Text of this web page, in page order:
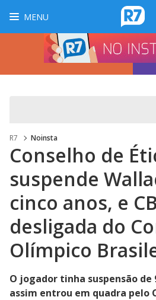
MENU
R7 Noinsta
Conselho de
suspende
cinco anos, e
desligada do
Olímpico
O jogador tinha suspensão de
assim entrou em quadra pelo